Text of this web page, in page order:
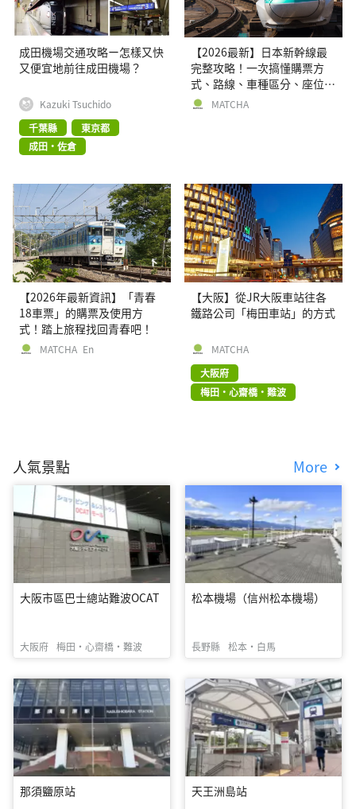
成田機場交通攻略ー怎樣又快
又便宜地前往成田機場？
Kazuki Tsuchido
千葉縣
東京都
成田・佐倉
【2026最新】日本新幹線最
完整攻略！一次搞懂購票方
式、路線、車種區分、座位選
擇、搭乘方式
MATCHA
【2026年最新資訊】「青春
18車票」的購票及使用方
式！踏上旅程找回青春吧！
MATCHA_En
【大阪】從JR大阪車站往各
鐵路公司「梅田車站」的方式
MATCHA
大阪府
梅田・心齋橋・難波
人氣景點 More
大阪市區巴士總站難波OCAT
大阪府 梅田・心齋橋・難波
松本機場（信州松本機場）
長野縣 松本・白馬
那須鹽原站 天王洲島站